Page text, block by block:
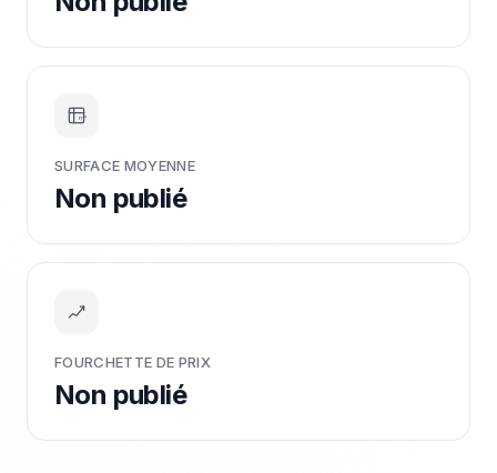
m²
SURFACE MOYENNE
Non publié
FOURCHETTE DE PRIX
Non publié